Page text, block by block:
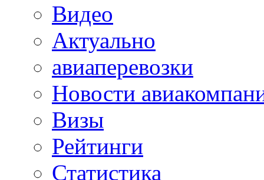
Видео
Актуально
авиаперевозки
Новости
Визы
Рейтинги
Статистика